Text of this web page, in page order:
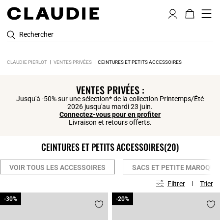
Rechercher
CLAUDIE PIERLOT VENTES PRIVÉES CEINTURES ET PETITS ACCESSOIRES
VENTES PRIVÉES :
Jusqu'à -50% sur une sélection* de la collection Printemps/Été
2026 jusqu'au mardi 23 juin.
Connectez-vous pour en profiter
Livraison et retours offerts.
CEINTURES ET PETITS ACCESSOIRES(20)
VOIR TOUS LES ACCESSOIRES SACS ET PETITE
Filtrer Trier
-30%
-30% -20%
-20%